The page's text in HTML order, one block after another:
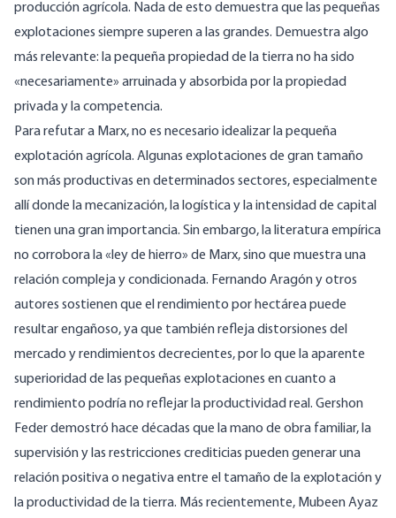
producción agrícola. Nada de esto demuestra que las pequeñas
explotaciones siempre superen a las grandes. Demuestra algo
más relevante: la pequeña propiedad de la tierra no ha sido
«necesariamente» arruinada y absorbida por la propiedad
privada y la competencia.
Para refutar a Marx, no es necesario idealizar la pequeña
explotación agrícola. Algunas explotaciones de gran tamaño
son más productivas en determinados sectores, especialmente
allí donde la mecanización, la logística y la intensidad de capital
tienen una gran importancia. Sin embargo, la literatura empírica
no corrobora la «ley de hierro» de Marx, sino que muestra una
relación compleja y condicionada. Fernando Aragón y otros
autores sostienenque el rendimiento por hectárea puede
resultar engañoso, ya que también refleja distorsiones del
mercado y rendimientos decrecientes, por lo que la aparente
superioridad de las pequeñas explotaciones en cuanto a
rendimiento podría no reflejar la productividad real. Gershon
Federdemostró hace décadas que la mano de obra familiar, la
supervisión y las restricciones crediticias pueden generar una
relación positiva o negativa entre el tamaño de la explotación y
la productividad de la tierra. Más recientemente, Mubeen Ayaz